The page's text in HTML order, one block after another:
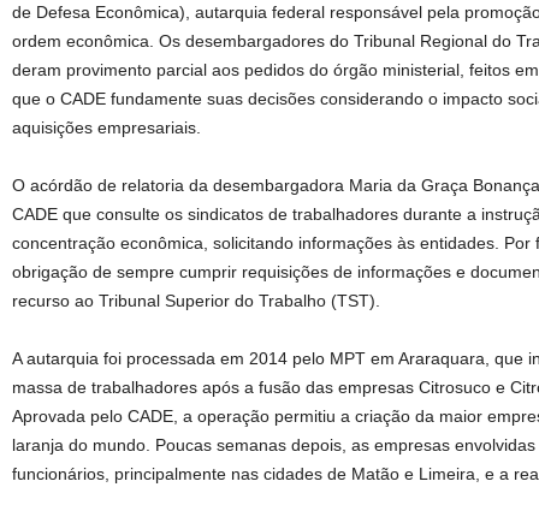
de Defesa Econômica), autarquia federal responsável pela
ordem econômica. Os desembargadores do Tribunal Regional do
deram provimento parcial aos pedidos do órgão ministerial, feitos
que o CADE fundamente suas decisões considerando o impacto
aquisições empresariais.
O acórdão de relatoria da desembargadora Maria da Graça
CADE que consulte os sindicatos de trabalhadores durante a
concentração econômica, solicitando informações às entidades. Por
obrigação de sempre cumprir requisições de informações e
recurso ao Tribunal Superior do Trabalho (TST).
A autarquia foi processada em 2014 pelo MPT em Araraquara, que
massa de trabalhadores após a fusão das empresas Citrosuco e
Aprovada pelo CADE, a operação permitiu a criação da maior
laranja do mundo. Poucas semanas depois, as empresas
funcionários, principalmente nas cidades de Matão e Limeira, e a